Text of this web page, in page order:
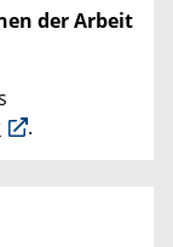
der Arbeit
.